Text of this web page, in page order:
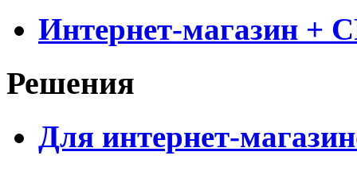
Интернет-магазин +
Решения
Для интернет-